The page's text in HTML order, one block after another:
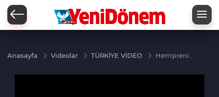
Anasayfa Videolar TÜRKİYE VİDEO
Hemşirenin